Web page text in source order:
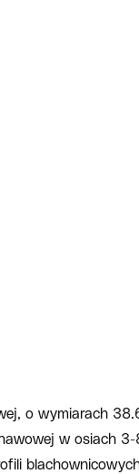
o wymiarach
w osiach 3-